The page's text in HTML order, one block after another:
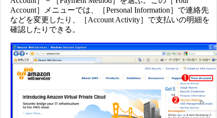
Account］メニューでは、［Personal Information］で連絡先
などを変更したり、［Account Activity］で支払いの明細を
確認したりできる。